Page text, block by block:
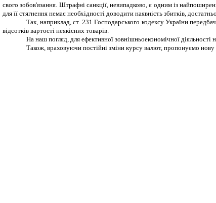
свого зобов'язання. Штрафні санкції, невипадково, є одним із
для її стягнення немає необхідності доводити наявність збитків,
Так, наприклад, ст. 231 Господарського кодексу України
відсотків вартості неякісних товарів.
На наш погляд, для ефективної зовнішньоекономічної
Також, враховуючи постійні зміни курсу валют, пропонуємо нову